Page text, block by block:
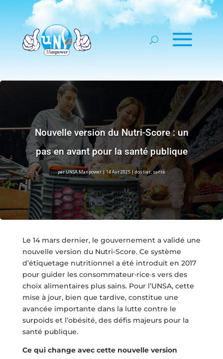
Nouvelle version du Nutri-Score : un
pas en avant pour la santé publique
par UNSA Manpower |14 Avr 2025| dossier,santé
Le 14 mars dernier, le gouvernement a validé une
nouvelle version du Nutri-Score. Ce système
d’étiquetage nutritionnel a été introduit en 2017
pour guider les consommateur·rice·s vers des
choix alimentaires plus sains. Pour l’UNSA, cette
mise à jour, bien que tardive, constitue une
avancée importante dans la lutte contre le
surpoids et l’obésité, des défis majeurs pour la
santé publique.
Ce qui change avec cette nouvelle version